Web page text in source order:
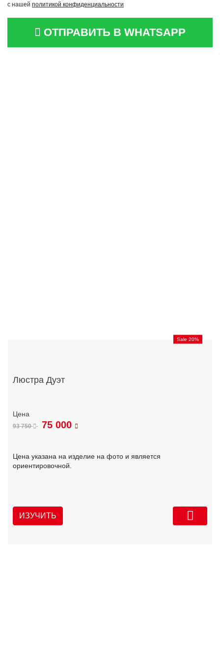
с нашей политикой конфиденциальности
ОТПРАВИТЬ В WHATSAPP
Sale 20%
Люстра Дуэт
93 750 75 000
Цена указана на изделие на фото и является
ориентировочной.
ИЗУЧИТЬ